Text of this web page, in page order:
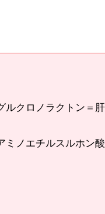
クロノラクトン＝
ノエチルスルホン